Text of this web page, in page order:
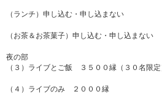
（ランチ）申し込む・申し込まない
（お茶＆お茶菓子）申し込む・申し込まない
夜の部
（３）ライブとご飯 ３５００縁（３０名限定
（４）ライブのみ ２０００縁